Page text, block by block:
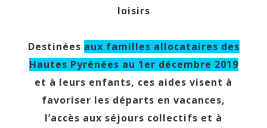
loisirs
Destinées aux familles allocataires des
Hautes Pyrénées au 1er décembre 2019
et à leurs enfants, ces aides visent à
favoriser les départs en vacances,
l’accès aux séjours collectifs et à